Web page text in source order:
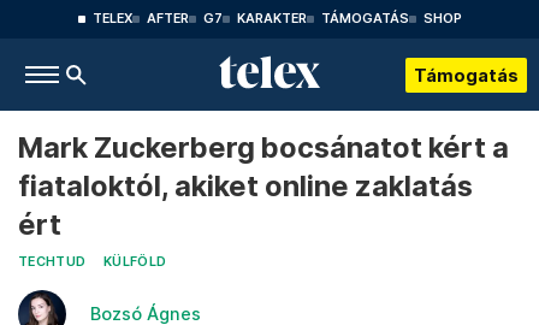
TELEX AFTER G7 KARAKTER TÁMOGATÁS SHOP
Támogatás
Mark Zuckerberg bocsánatot kért a
fiataloktól, akiket online zaklatás
ért
TECHTUD KÜLFÖLD
Bozsó Ágnes